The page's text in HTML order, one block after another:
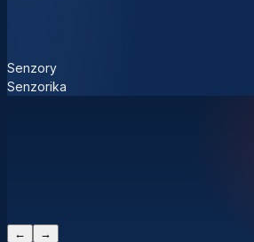
Senzory
Senzorika
← →